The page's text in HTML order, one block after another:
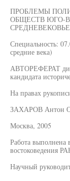
ПРОБЛЕМЫ
ОБЩЕСТВ ЮГО-
Специальность:
средние века)
АВТОРЕФЕРАТ
кандидата
На правах
ЗАХАРОВ Антон
Москва, 2005
Работа
востоковедения
Научный